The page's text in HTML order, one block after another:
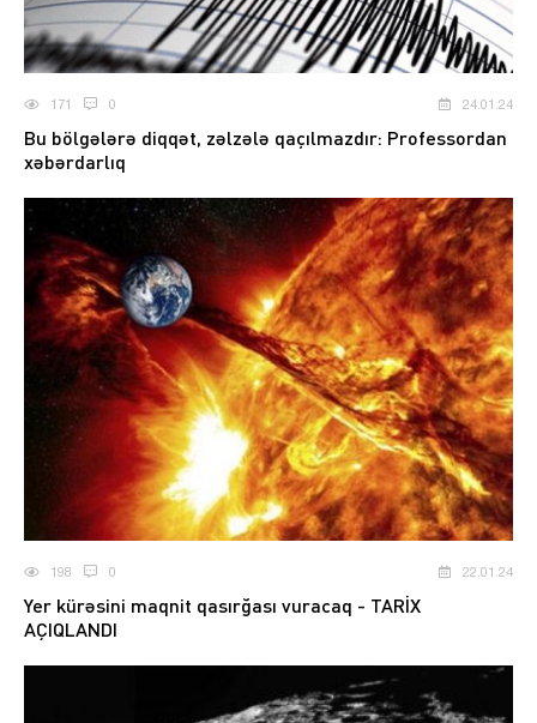
171 0 24.01.24
Bu bölgələrə diqqət, zəlzələ qaçılmazdır: Professordan
xəbərdarlıq
198 0 22.01.24
Yer kürəsini maqnit qasırğası vuracaq - TARİX
AÇIQLANDI